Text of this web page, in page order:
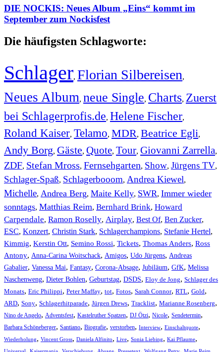
DIE NOCKIS: Neues Album „Eins“ kommt im
September zum Nockisfest
Die häufigsten Schlagworte:
Schlager, Florian Silbereisen,
Neues Album, neue Single, Charts, Zuerst
bei Schlagerprofis.de, Helene Fischer,
Roland Kaiser, Telamo, MDR, Beatrice Egli,
Andy Borg, Gäste, Quote, Tour, Giovanni Zarrella,
ZDF, Stefan Mross, Fernsehgarten, Show, Jürgens TV,
Schlager-Spaß, Schlagerbooom, Andrea Kiewel,
Michelle, Andrea Berg, Maite Kelly, SWR, Immer wieder
sonntags, Matthias Reim, Bernhard Brink, Howard
Carpendale, Ramon Roselly, Airplay, Best Of, Ben Zucker,
ESC, Konzert, Christin Stark, Schlagerchampions, Stefanie Hertel,
Kimmig, Kerstin Ott, Semino Rossi, Tickets, Thomas Anders, Ross
Antony, Anna-Carina Woitschack, Amigos, Udo Jürgens, Andreas
Gabalier, Vanessa Mai, Fantasy, Corona-Absage, Jubiläum, GfK, Melissa
Naschenweng, Dieter Bohlen, Geburtstag, DSDS, Eloy de Jong, Schlager des
Monats, Eric Philippi, Peter Maffay, tot, Fotos, Sarah Connor, RTL, Gold,
ARD, Sony, Schlagerhitparade, Jürgen Drews, Tracklist, Marianne Rosenberg,
Nino de Angelo, Adventsfest, Kastelruther Spatzen, DJ Ötzi, Nicole, Sendetermin,
Barbara Schöneberger, Santiano, Biografie, verstorben, Interview, Einschaltquote,
Wiederholung, Vincent Gross, Daniela Alfinito, Live, Sonia Liebing, Kai Pflaume,